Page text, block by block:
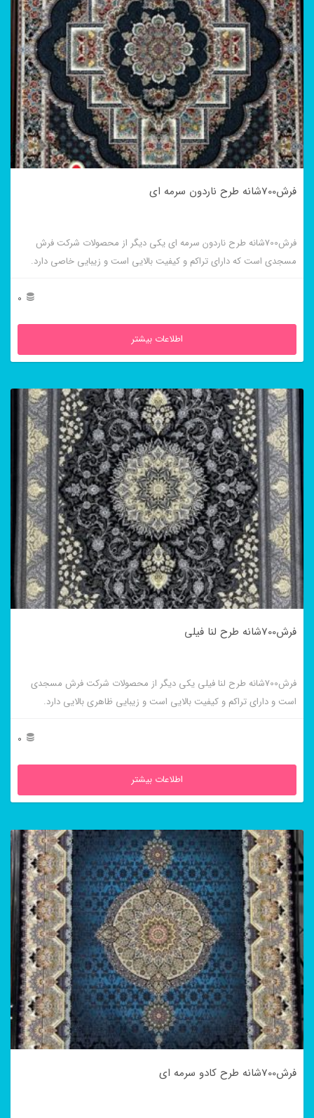
فرش700شانه طرح ناردون سرمه ای
فرش700شانه طرح ناردون سرمه ای یکی دیگر از محصولات شرکت فرش
مسجدی است که دارای تراکم و کیفیت بالایی است و زیبایی خاصی دارد.
0
اطلاعات بیشتر
فرش700شانه طرح لنا فیلی
فرش700شانه طرح لنا فیلی یکی دیگر از محصولات شرکت فرش مسجدی
است و دارای تراکم و کیفیت بالایی است و زیبایی ظاهری بالایی دارد.
0
اطلاعات بیشتر
فرش700شانه طرح کادو سرمه ای